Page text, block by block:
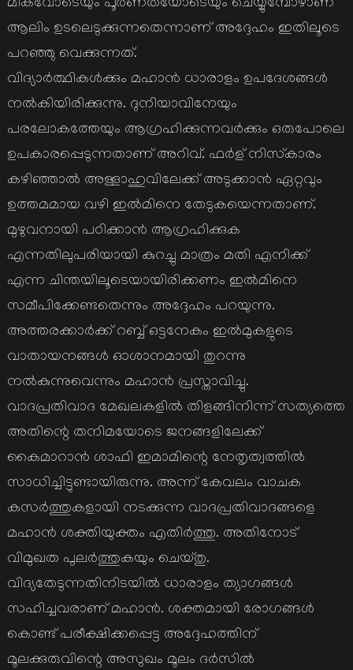
മികവോടെയും പൂര്‍ണതയോടെയും ചെയ്യുമ്പോഴാണ്
ആലിം ഉടലെടുക്കുന്നതെന്നാണ് അദ്ദേഹം ഇതിലൂടെ
പറഞ്ഞു വെക്കുന്നത്.
വിദ്യാര്‍ത്ഥികള്‍ക്കും മഹാന്‍ ധാരാളം ഉപദേശങ്ങള്‍
നല്‍കിയിരിക്കുന്നു. ദുനിയാവിനേയും
പരലോകത്തേയും ആഗ്രഹിക്കുന്നവര്‍ക്കും ഒരുപോലെ
ഉപകാരപ്പെടുന്നതാണ് അറിവ്. ഫര്‍ള് നിസ്‌കാരം
കഴിഞ്ഞാല്‍ അള്ളാഹുവിലേക്ക് അടുക്കാന്‍ ഏറ്റവും
ഉത്തമമായ വഴി ഇല്‍മിനെ തേടുകയെന്നതാണ്.
മുഴുവനായി പഠിക്കാന്‍ ആഗ്രഹിക്കുക
എന്നതിലുപരിയായി കുറച്ചു മാത്രം മതി എനിക്ക്
എന്ന ചിന്തയിലൂടെയായിരിക്കണം ഇല്‍മിനെ
സമീപിക്കേണ്ടതെന്നും അദ്ദേഹം പറയുന്നു.
അത്തരക്കാര്‍ക്ക് റബ്ബ് ഒട്ടനേകം ഇല്‍മുകളുടെ
വാതായനങ്ങള്‍ ഓശാനമായി തുറന്നു
നല്‍കുന്നുവെന്നും മഹാന്‍ പ്രസ്താവിച്ചു.
വാദപ്രതിവാദ മേഖലകളില്‍ തിളങ്ങിനിന്ന് സത്യത്തെ
അതിന്റെ തനിമയോടെ ജനങ്ങളിലേക്ക്
കൈമാറാന്‍ ശാഫി ഇമാമിന്റെ നേതൃത്വത്തില്‍
സാധിച്ചിട്ടുണ്ടായിരുന്നു. അന്ന് കേവലം വാചക
കസര്‍ത്തുകളായി നടക്കുന്ന വാദപ്രതിവാദങ്ങളെ
മഹാന്‍ ശക്തിയുക്തം എതിര്‍ത്തു. അതിനോട്
വിമുഖത പുലര്‍ത്തുകയും ചെയ്തു.
വിദ്യതേടുന്നതിനിടയില്‍ ധാരാളം ത്യാഗങ്ങള്‍
സഹിച്ചവരാണ് മഹാന്‍. ശക്തമായി രോഗങ്ങള്‍
കൊണ്ട് പരീക്ഷിക്കപ്പെട്ട അദ്ദേഹത്തിന്
മൂലക്കുരുവിന്റെ അസുഖം മൂലം ദര്‍സില്‍